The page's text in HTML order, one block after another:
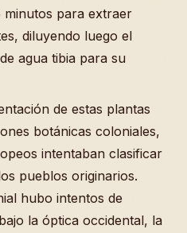
minutos para extraer
diluyendo luego el
agua tibia para su
de estas plantas
botánicas coloniales,
intentaban clasificar
pueblos originarios.
hubo intentos de
la óptica occidental, la